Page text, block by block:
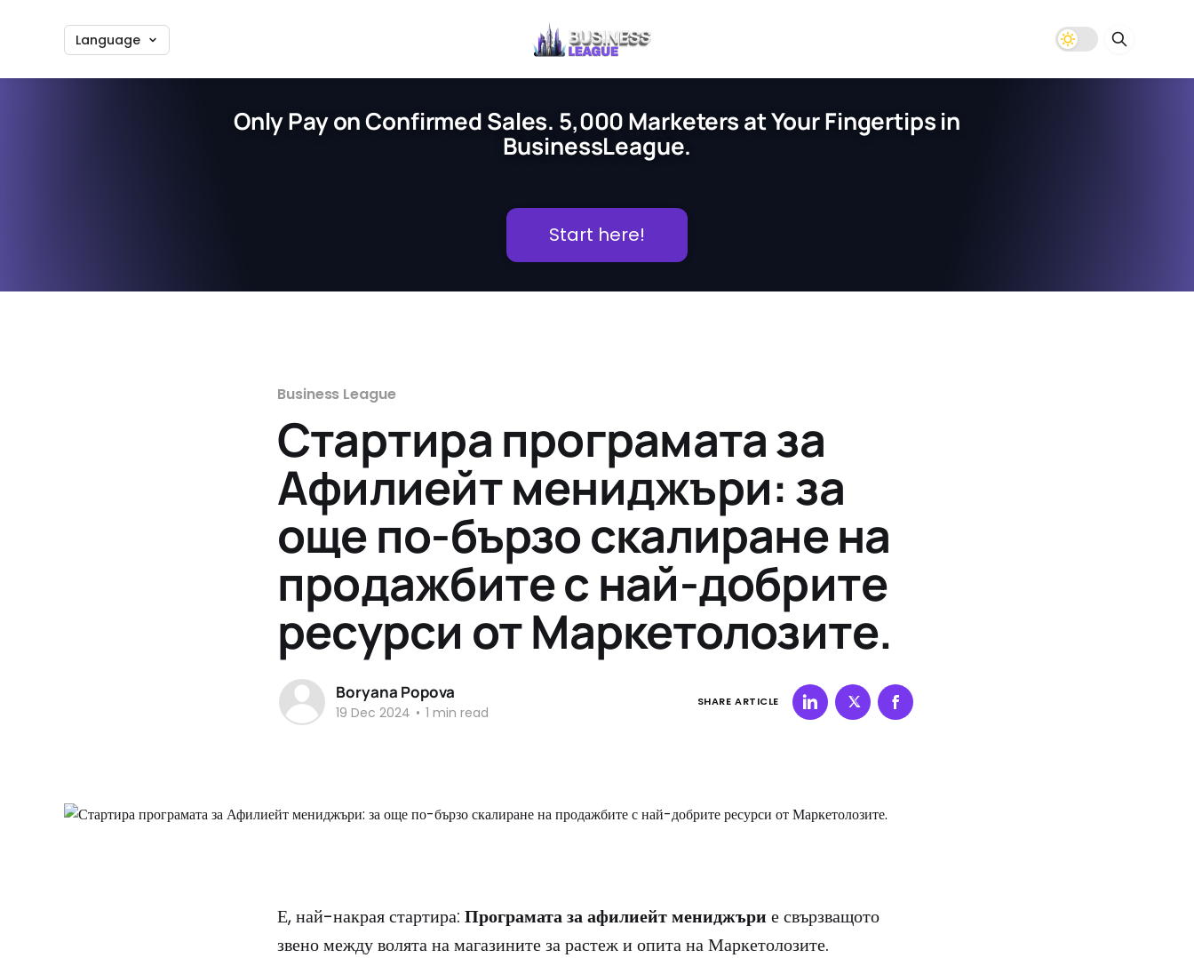
Language
Only Pay on Confirmed Sales. 5,000 Marketers at Your Fingertips in
BusinessLeague.
Start here!
Business League
Стартира програмата за
Афилиейт мениджъри: за
още по-бързо скалиране на
продажбите с най-добрите
ресурси от Маркетолозите.
Boryana Popova
19 Dec 2024 • 1 min read
SHARE ARTICLE
Е, най-накрая стартира: Програмата за афилиейт мениджъри е свързващото
звено между волята на магазините за растеж и опита на Маркетолозите.